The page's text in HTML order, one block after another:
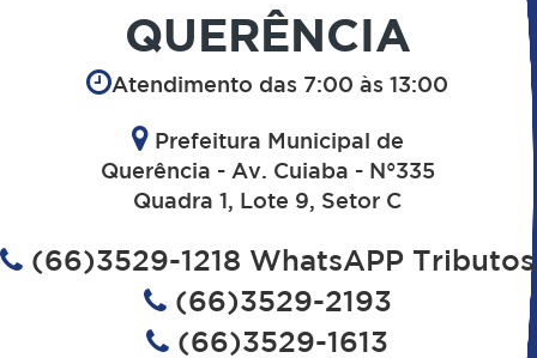
QUERÊNCIA
Atendimento das 7:00 às 13:00
Prefeitura Municipal de
Querência - Av. Cuiaba - N°335
Quadra 1, Lote 9, Setor C
(66)3529-1218 WhatsAPP Tributos
(66)3529-2193
(66)3529-1613